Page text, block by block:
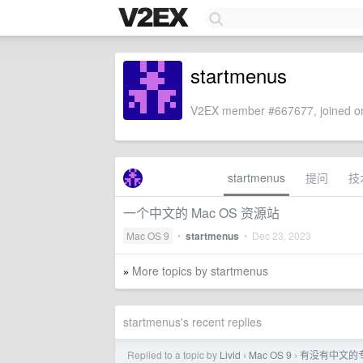
startmenus
V2EX member #667677, joined
startmenus 提问 技
一个中文的 Mac OS 资源站
Mac OS 9 • startmenus • Dec 23, 2023
» More topics by startmenus
startmenus's recent replies
Replied to a topic by Livid › Mac OS 9 › 有没有中文的